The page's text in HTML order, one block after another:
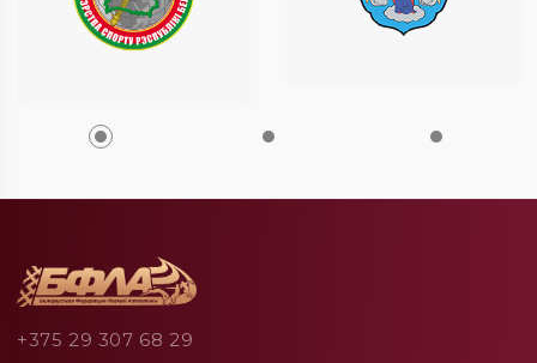
+375 29 307 68 29